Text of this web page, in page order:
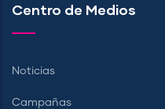
Centro de Medios
Noticias
Campañas